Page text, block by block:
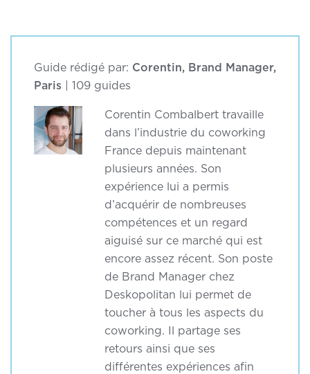
Guide rédigé par: Corentin, Brand Manager,
Paris | 109 guides
Corentin Combalbert travaille
dans l’industrie du coworking
France depuis maintenant
plusieurs années. Son
expérience lui a permis
d’acquérir de nombreuses
compétences et un regard
aiguisé sur ce marché qui est
encore assez récent. Son poste
de Brand Manager chez
Deskopolitan lui permet de
toucher à tous les aspects du
coworking. Il partage ses
retours ainsi que ses
différentes expériences afin